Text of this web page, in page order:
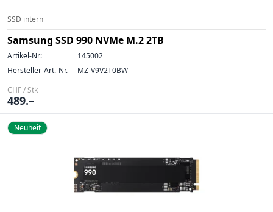
SSD intern
Samsung SSD 990 NVMe M.2 2TB
Artikel-Nr:
145002
Hersteller-Art.-Nr.
MZ-V9V2T0BW
CHF / Stk
489.–
Neuheit